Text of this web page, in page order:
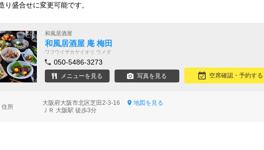
り盛合せに変更可能です。
和風居酒屋
和風居酒屋 庵 梅田
ワフウイザカヤイオリ ウメダ
050-5486-3273
メニューを見る 写真を見る 空席確認・予約する
住所
大阪府大阪市北区芝田2-3-16
地図を見る
ＪＲ 大阪駅 徒歩3分